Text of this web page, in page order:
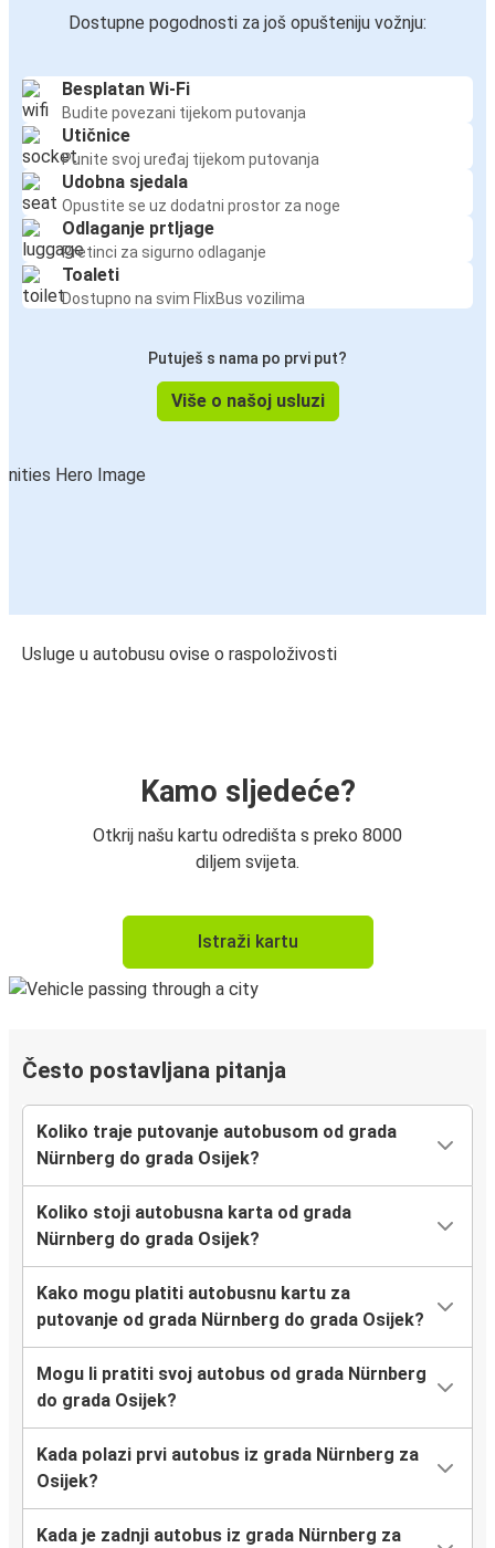
Dostupne pogodnosti za još opušteniju vožnju:
Besplatan Wi-Fi
Budite povezani tijekom putovanja
Utičnice
Punite svoj uređaj tijekom putovanja
Udobna sjedala
Opustite se uz dodatni prostor za noge
Odlaganje prtljage
Pretinci za sigurno odlaganje
Toaleti
Dostupno na svim FlixBus vozilima
Putuješ s nama po prvi put?
Više o našoj usluzi
Usluge u autobusu ovise o raspoloživosti
Kamo sljedeće?
Otkrij našu kartu odredišta s preko 8000
diljem svijeta.
Istraži kartu
Često postavljana pitanja
Koliko traje putovanje autobusom od grada
Nürnberg do grada Osijek?
Koliko stoji autobusna karta od grada
Nürnberg do grada Osijek?
Kako mogu platiti autobusnu kartu za
putovanje od grada Nürnberg do grada Osijek?
Mogu li pratiti svoj autobus od grada Nürnberg
do grada Osijek?
Kada polazi prvi autobus iz grada Nürnberg za
Osijek?
Kada je zadnji autobus iz grada Nürnberg za